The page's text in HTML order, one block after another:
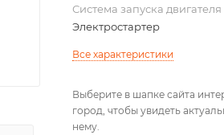
Система запуска двигателя
Электростартер
Все характеристики
Выберите в шапке сайта
город, чтобы увидеть
нему.